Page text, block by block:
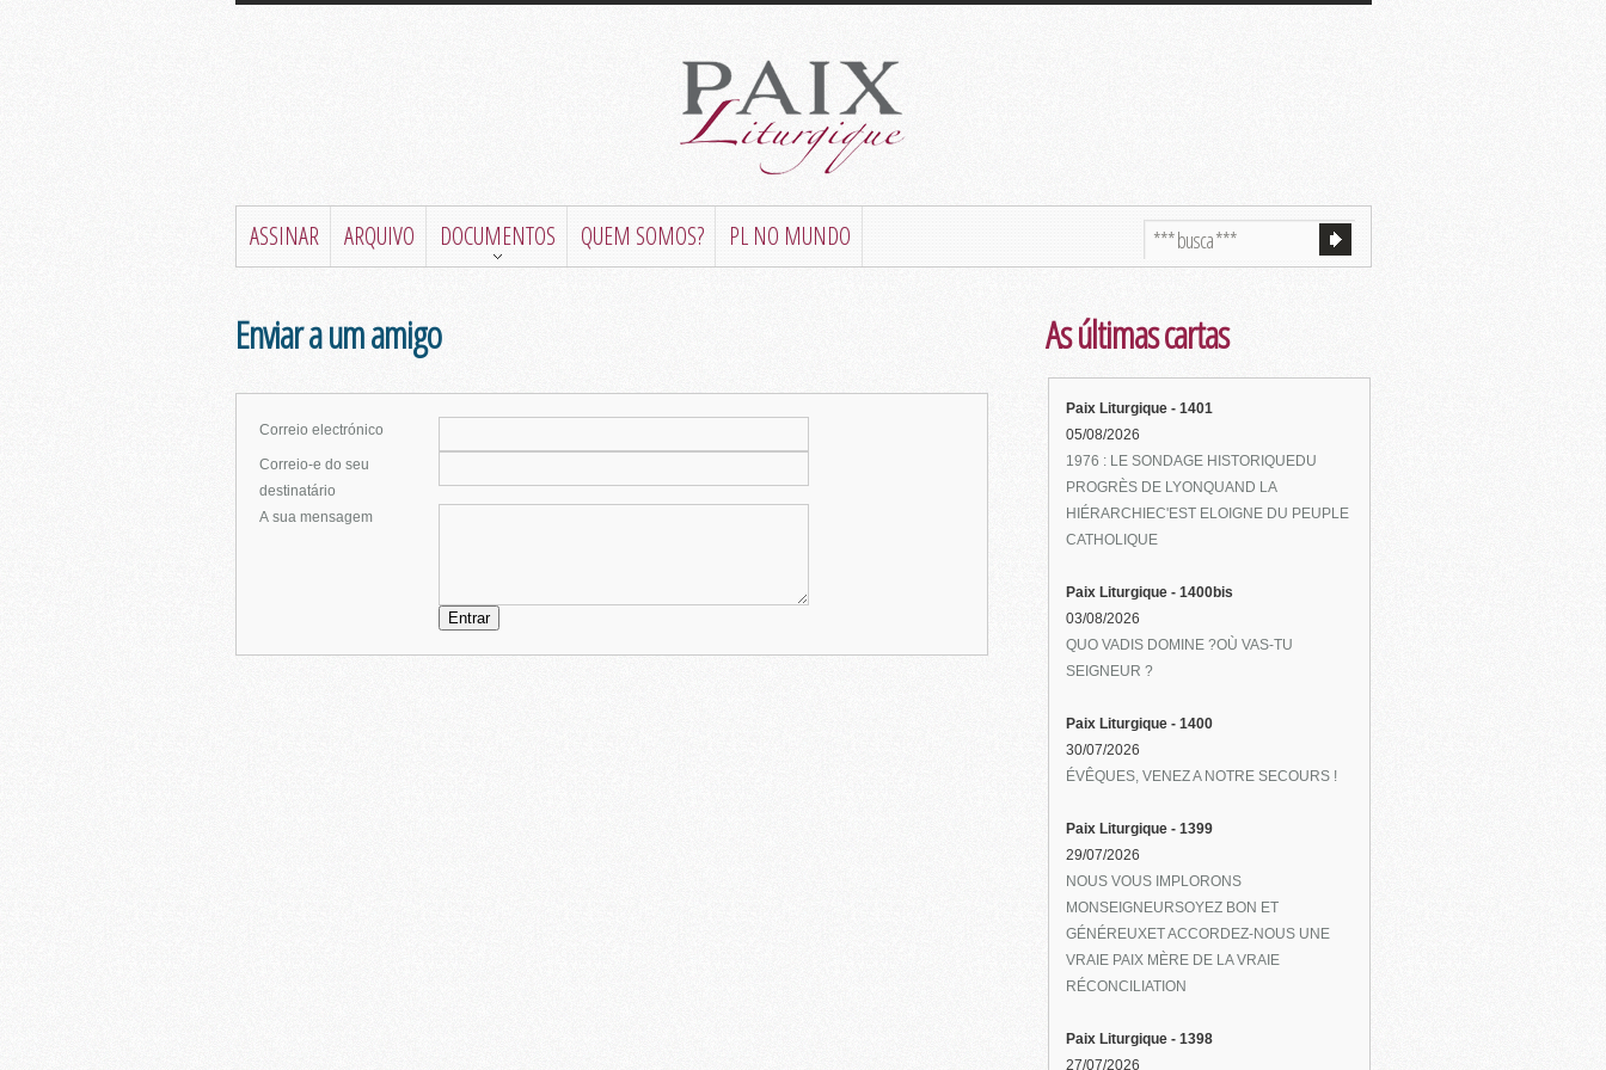
ASSINAR ARQUIVO DOCUMENTOS QUEM SOMOS? PL NO MUNDO
Enviar a um amigo
Correio electrónico
Correio-e do seu
destinatário
A sua mensagem
As últimas cartas
Paix Liturgique - 1401
05/08/2026
1976 : LE SONDAGE HISTORIQUEDU
PROGRÈS DE LYONQUAND LA
HIÉRARCHIEC'EST ELOIGNE DU PEUPLE
CATHOLIQUE
Paix Liturgique - 1400bis
03/08/2026
QUO VADIS DOMINE ?OÙ VAS-TU
SEIGNEUR ?
Paix Liturgique - 1400
30/07/2026
ÉVÊQUES, VENEZ A NOTRE SECOURS !
Paix Liturgique - 1399
29/07/2026
NOUS VOUS IMPLORONS
MONSEIGNEURSOYEZ BON ET
GÉNÉREUXET ACCORDEZ-NOUS UNE
VRAIE PAIX MÈRE DE LA VRAIE
RÉCONCILIATION
Paix Liturgique - 1398
27/07/2026